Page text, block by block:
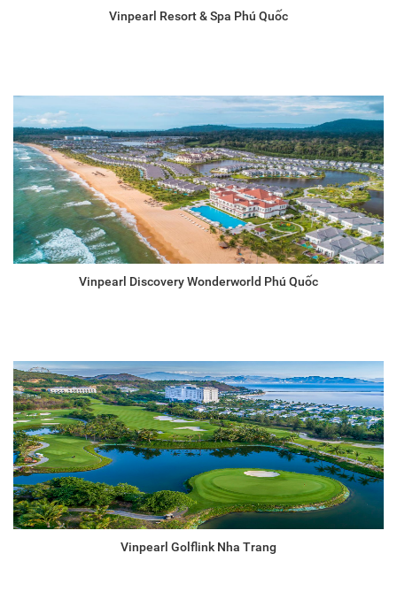
Vinpearl Resort & Spa Phú Quốc
Vinpearl Discovery Wonderworld Phú Quốc
Vinpearl Golflink Nha Trang